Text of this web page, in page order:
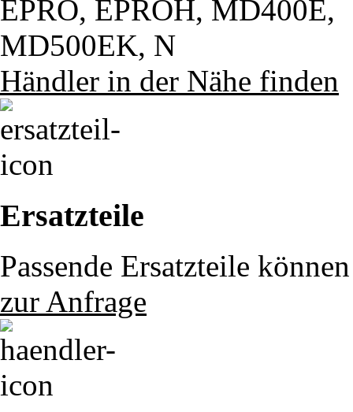
Händler in der Nähe finden
Ersatzteile
Passende Ersatzteile
zur Anfrage